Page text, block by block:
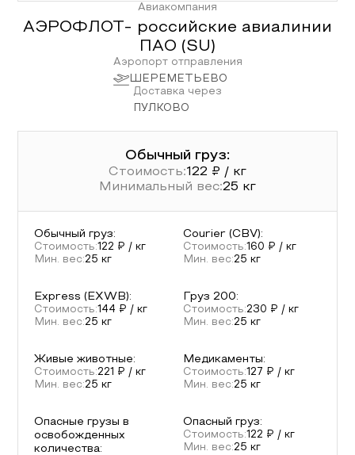
Авиакомпания
АЭРОФЛОТ- российские авиалинии
ПАО (SU)
Аэропорт отправления
ШЕРЕМЕТЬЕВО
Доставка через
ПУЛКОВО
Обычный груз:
Стоимость:122 ₽ / кг
Минимальный вес:25 кг
Обычный груз:
Стоимость:122 ₽ / кг
Мин. вес:25 кг
Courier (CBV):
Стоимость:160 ₽ / кг
Мин. вес:25 кг
Express (EXWB):
Стоимость:144 ₽ / кг
Мин. вес:25 кг
Груз 200:
Стоимость:230 ₽ / кг
Мин. вес:25 кг
Живые животные:
Стоимость:221
₽ / кг
Мин. вес:25 кг
Медикаменты:
Стоимость:127 ₽ / кг
Мин. вес:25 кг
Опасные грузы в
освобожденных
количества:
Опасный груз:
Стоимость:122 ₽ / кг
Мин. вес:25 кг